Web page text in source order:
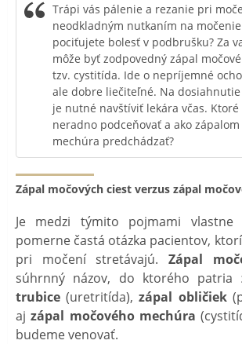
Trápi vás pálenie a rezanie pri
neodkladným nutkaním na
pociťujete bolesť v podbrušku? Za
môže byť zodpovedný zápal
tzv. cystitída. Ide o nepríjemné
ale dobre liečiteľné. Na
je nutné navštíviť lekára včas.
neradno podceňovať a ako
mechúra predchádzať?
Zápal močových ciest verzus zápal
Je medzi týmito pojmami vlastne
pomerne častá otázka pacientov,
pri močení stretávajú. Zápal
súhrnný názov, do ktorého patria
trubice (uretritída),zápal obličiek
ajzápal močového mechúra
budeme venovať.